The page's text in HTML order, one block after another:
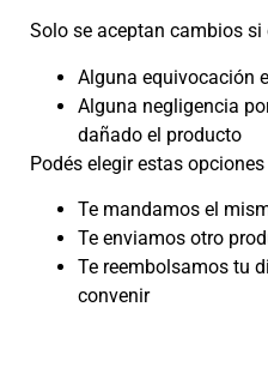
Solo se aceptan cambios si
Alguna equivocación
Alguna negligencia
dañado el producto
Podés elegir estas
Te mandamos el
Te enviamos otro
Te reembolsamos tu
convenir